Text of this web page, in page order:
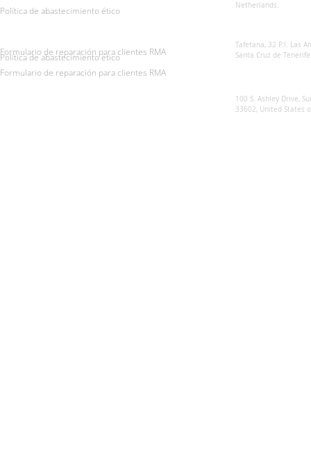
Política de abastecimiento ético
Formulario de reparación para clientes RMA
Formulario de reparación para clientes RMA
Política de abastecimiento ético
Netherlands.
Tafetana, 32 P.I. Las
Santa Cruz de Tenerife
100 S. Ashley Drive,
33602, United States